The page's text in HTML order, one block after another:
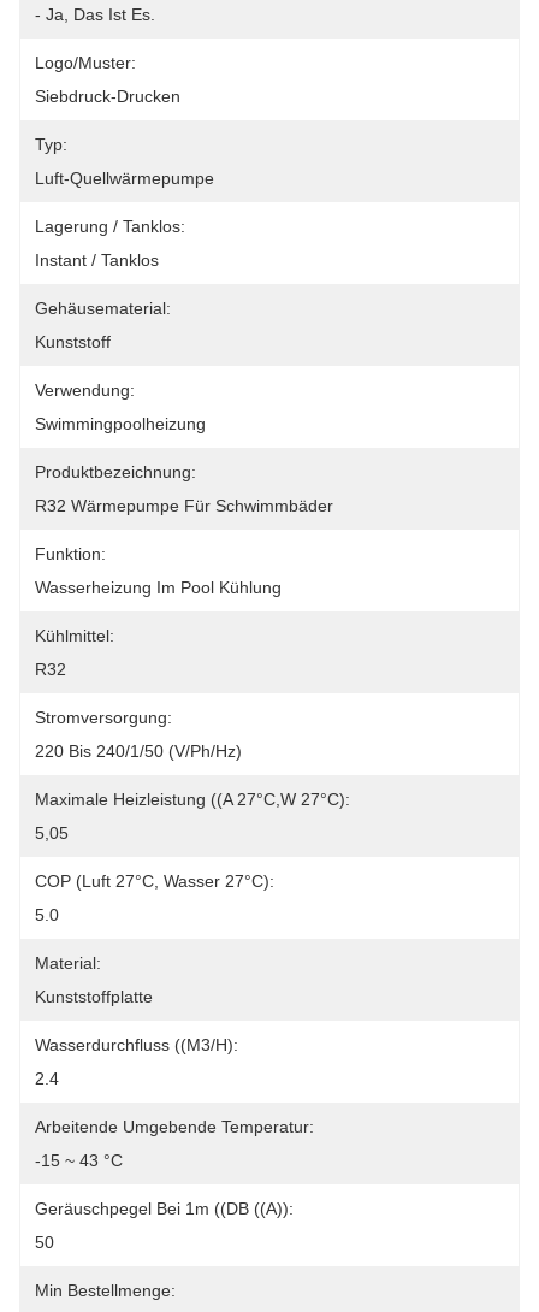
- Ja, Das Ist Es.
Logo/Muster:
Siebdruck-Drucken
Typ:
Luft-Quellwärmepumpe
Lagerung / Tanklos:
Instant / Tanklos
Gehäusematerial:
Kunststoff
Verwendung:
Swimmingpoolheizung
Produktbezeichnung:
R32 Wärmepumpe Für Schwimmbäder
Funktion:
Wasserheizung Im Pool Kühlung
Kühlmittel:
R32
Stromversorgung:
220 Bis 240/1/50 (V/Ph/Hz)
Maximale Heizleistung ((A 27°C,W 27°C):
5,05
COP (Luft 27°C, Wasser 27°C):
5.0
Material:
Kunststoffplatte
Wasserdurchfluss ((m3/h):
2.4
Arbeitende Umgebende Temperatur:
-15 ~ 43 °C
Geräuschpegel Bei 1m ((dB ((A)):
50
Min Bestellmenge: